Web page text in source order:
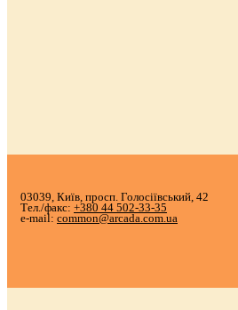
03039, Київ, просп. Голосіївський, 42
Тел./факс: +380 44 502-33-35
e-mail: common@arcada.com.ua